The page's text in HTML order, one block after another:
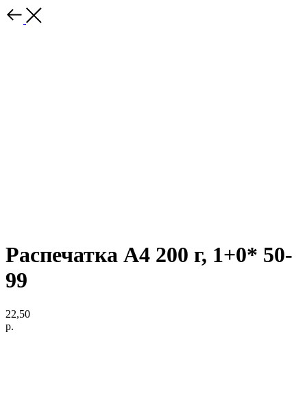
Распечатка А4 200 г, 1+0* 50-
99
22,50
р.